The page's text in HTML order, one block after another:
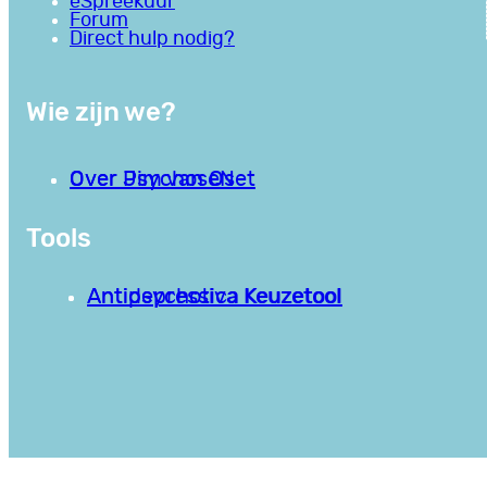
Forum
Direct hulp nodig?
Wie zijn we?
Over PsychoseNet
Over Jim van Os
Tools
Antipsychotica Keuzetool
Antidepressiva Keuzetool